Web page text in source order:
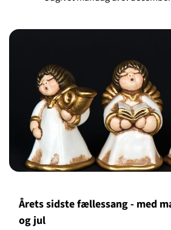
Årets sidste fællessang - med
og jul